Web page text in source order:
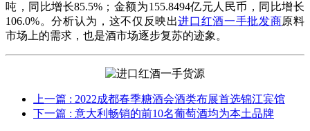
吨，同比增长85.5%；金额为155.8494亿元人民币，同比增长
106.0%。分析认为，这不仅反映出进口红酒一手批发商原料
市场上的需求，也是酒市场逐步复苏的迹象。
上一篇 : 2022成都春季糖酒会酒类布展首选锦江宾馆
下一篇 : 意大利畅销的前10名葡萄酒均为本土品牌